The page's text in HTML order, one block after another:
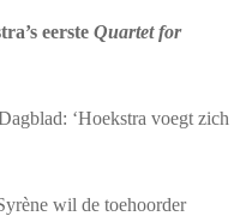
eerste Quartet for
‘Hoekstra voegt zich
wil de toehoorder